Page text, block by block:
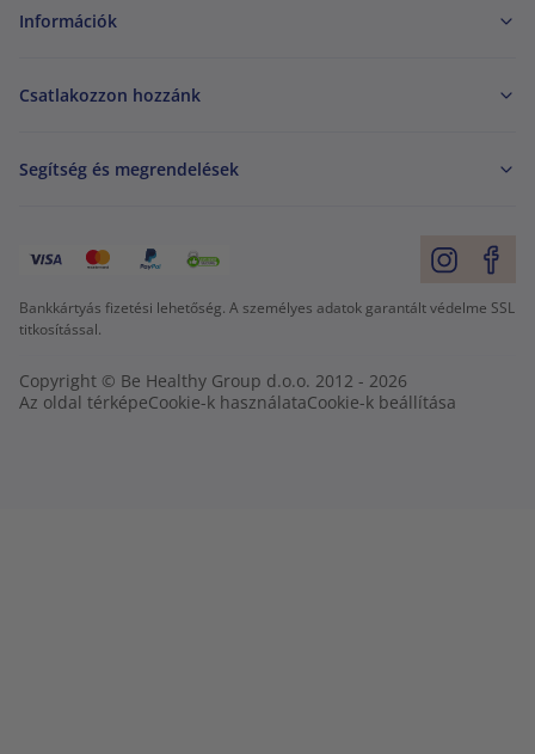
Információk
Csatlakozzon hozzánk
Segítség és megrendelések
Bankkártyás fizetési lehetőség. A személyes adatok garantált védelme SSL
titkosítással.
Copyright © Be Healthy Group d.o.o. 2012 - 2026
Az oldal térképeCookie-k használataCookie-k beállítása